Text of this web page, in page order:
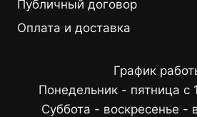
Публичный договор
Оплата и доставка
График
Понедельник - пятница с
Суббота - воскресенье -